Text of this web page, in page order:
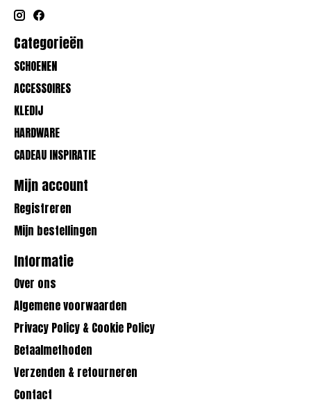
Categorieën
SCHOENEN
ACCESSOIRES
KLEDIJ
HARDWARE
CADEAU INSPIRATIE
Mijn account
Registreren
Mijn bestellingen
Informatie
Over ons
Algemene voorwaarden
Privacy Policy & Cookie Policy
Betaalmethoden
Verzenden & retourneren
Contact